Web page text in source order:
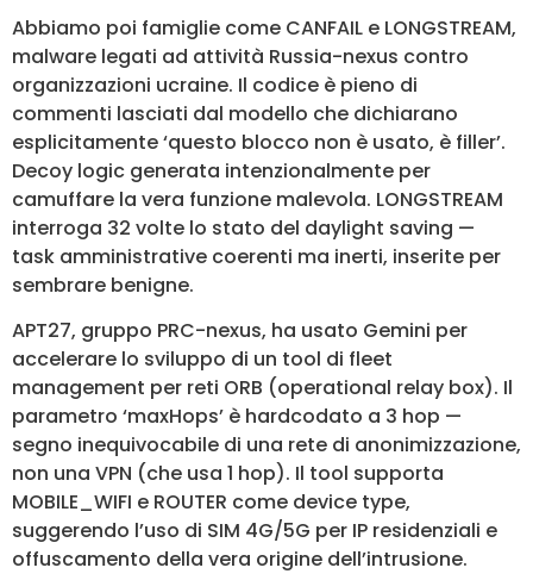
Abbiamo poi famiglie come CANFAIL e LONGSTREAM,
malware legati ad attività Russia-nexus contro
organizzazioni ucraine. Il codice è pieno di
commenti lasciati dal modello che dichiarano
esplicitamente ‘questo blocco non è usato, è filler’.
Decoy logic generata intenzionalmente per
camuffare la vera funzione malevola. LONGSTREAM
interroga 32 volte lo stato del daylight saving —
task amministrative coerenti ma inerti, inserite per
sembrare benigne.
APT27, gruppo PRC-nexus, ha usato Gemini per
accelerare lo sviluppo di un tool di fleet
management per reti ORB (operational relay box). Il
parametro ‘maxHops’ è hardcodato a 3 hop —
segno inequivocabile di una rete di anonimizzazione,
non una VPN (che usa 1 hop). Il tool supporta
MOBILE_WIFI e ROUTER come device type,
suggerendo l’uso di SIM 4G/5G per IP residenziali e
offuscamento della vera origine dell’intrusione.